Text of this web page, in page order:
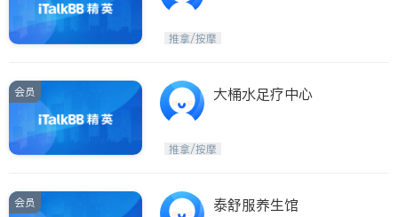
推拿/按摩
会员 大桶水足疗中心
推拿/按摩
会员 泰舒服养生馆